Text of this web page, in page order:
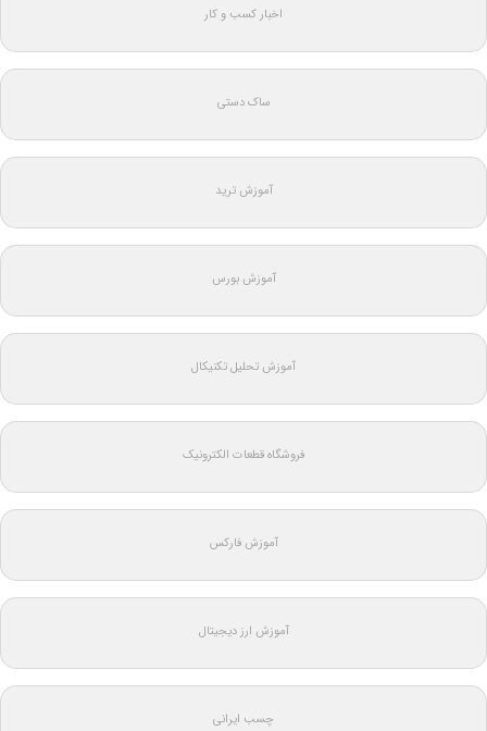
اخبار کسب و کار
ساک دستی
آموزش ترید
آموزش بورس
آموزش تحلیل تکنیکال
فروشگاه قطعات الکترونیک
آموزش فارکس
آموزش ارز دیجیتال
چسب ایرانی